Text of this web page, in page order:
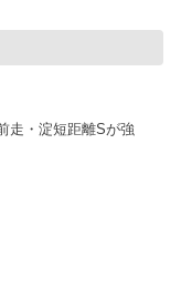
走・淀短距離Sが強